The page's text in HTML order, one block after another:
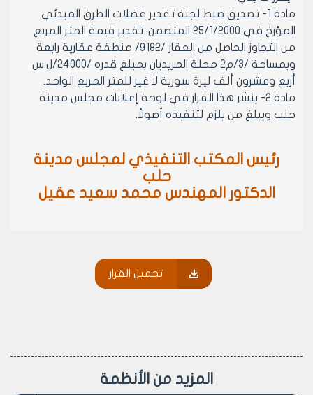
مادة 1- تصديق ضبط لجنة تقدير فضلات الطرق المبدئي
المؤرخ في 25/1/2000 المتضمن: تقدير قيمة المتر المربع
من التجاوز الحاصل من العقار /9182/ منطقة عقارية رابعة
وبمساحة /3/م2 محلة المريديان بمبلغ قدره /24000/ل.س
أربع وعشرون ألف ليرة سورية لا غير للمتر المربع الواحد.
مادة 2- ينشر هذا القرار في لوحة إعلانات مجلس مدينة
حلب ويبلغ من يلزم لتنفيذه أصولاً.
رئيس المكتب التنفيذي لمجلس مدينة
حلب
الدكتور المهندس محمد سعيد عقيل
تحميل القرار
المزيد من الأنظمة